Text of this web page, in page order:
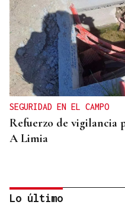
SEGURIDAD EN EL CAMPO
Refuerzo de vigilancia
A Limia
Lo último